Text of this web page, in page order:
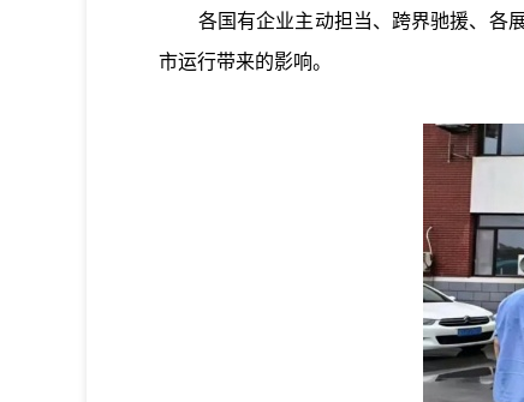
各国有企业主动担当、跨界驰援、各展
市运行带来的影响。